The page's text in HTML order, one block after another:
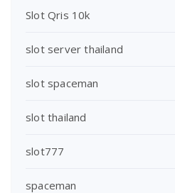
Slot Qris 10k
slot server thailand
slot spaceman
slot thailand
slot777
spaceman